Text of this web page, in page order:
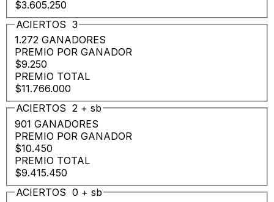
$3.605.250
ACIERTOS 3
1.272 GANADORES
PREMIO POR GANADOR
$9.250
PREMIO TOTAL
$11.766.000
ACIERTOS 2 + sb
901 GANADORES
PREMIO POR GANADOR
$10.450
PREMIO TOTAL
$9.415.450
ACIERTOS 0 + sb